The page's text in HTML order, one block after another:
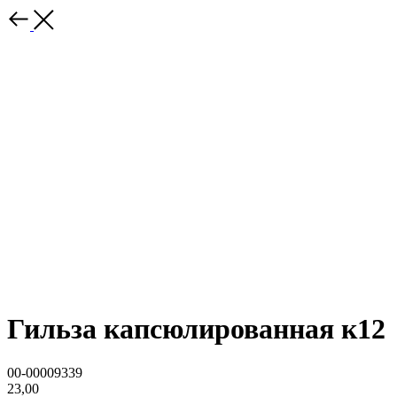
Гильза капсюлированная к12
00-00009339
23,00